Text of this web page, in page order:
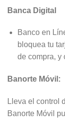
Banca Digital
Banco en
bloquea tu
de compra, y
Banorte Móvil:
Lleva el control
Banorte Móvil